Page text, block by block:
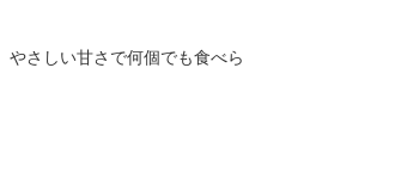
さしい甘さで何個でも食べら